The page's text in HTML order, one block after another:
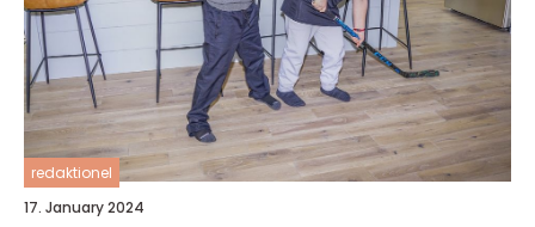
redaktionel
17. January 2024